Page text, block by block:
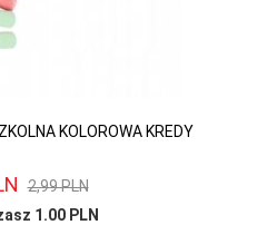
KOLOROWA KREDY
2,99 PLN
1.00 PLN